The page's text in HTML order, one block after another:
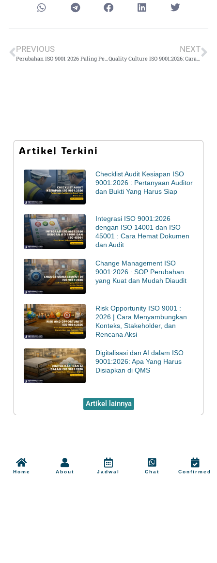
PREVIOUS
Perubahan ISO 9001 2026 Paling Penting yang Wajib Dipahami Tim QA dan Manajemen
NEXT
Quality Culture ISO 9001:2026: Cara Membuktikan Budaya Mutu Bukan Sekadar Poster
Artikel Terkini
Checklist Audit Kesiapan ISO
9001:2026 : Pertanyaan Auditor
dan Bukti Yang Harus Siap
Integrasi ISO 9001:2026
dengan ISO 14001 dan ISO
45001 : Cara Hemat Dokumen
dan Audit
Change Management ISO
9001:2026 : SOP Perubahan
yang Kuat dan Mudah Diaudit
Risk Opportunity ISO 9001 :
2026 | Cara Menyambungkan
Konteks, Stakeholder, dan
Rencana Aksi
Digitalisasi dan AI dalam ISO
9001:2026: Apa Yang Harus
Disiapkan di QMS
Artikel lainnya
Home About Jadwal Chat Confirmed